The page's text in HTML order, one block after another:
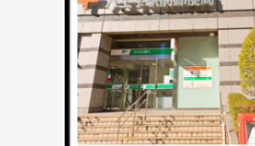
Program 課程選擇
知識庫